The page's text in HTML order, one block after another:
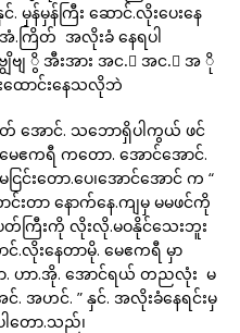
န်မှန်ကြီး ဆောင်.လိုးပေးနေ
အံ.ကြိတ် အလိုးခံ နေရပါ
ဗျွိဗျ ွိ အီးအား အင.် အင.် အ
ထောင်းနေသလိုဘဲ
အောင်. သဘောရှိပါကွယ် ဖင်
မေဧကရီ ကတော. အောင်အောင်.
ြင်းတော.ပေ၊အောင်အောင် က “
င်းတာ နောက်နေ.ကျမှ မမဖင်ကို
ကြီးကို လိုးလို.မဝနိုင်သေးဘူး
င်.လိုးနေတာမို. မေဧကရီ မှာ
. ဟာ.အို. အောင်ရယ် တညလုံး မ
. အဟင်. ” နှင်. အလိုးခံနေရင်းမှ
တော.သည်၊